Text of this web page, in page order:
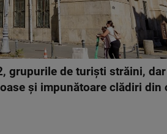
grupurile de turiști străini,
și impunătoare clădiri din